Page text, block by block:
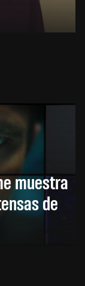
muestra
de